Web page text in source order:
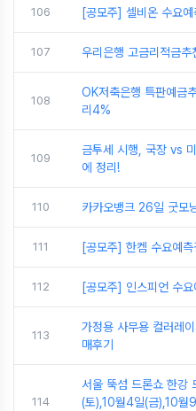
106 [공모주] 셀비온 수요
107 우리은행 고금리적금
108
OK저축은행 특판예금
리4%
109
금투세 시행, 국장 vs
에 정리!
110 카카오뱅크 26일 굿모
111 [공모주] 한켐 수요예
112 [공모주] 인스피언 수
113
가정용 사무용 컬러레
매후기
114
서울 뚝섬 드론쇼 한강
(토),10월4일(금),10월